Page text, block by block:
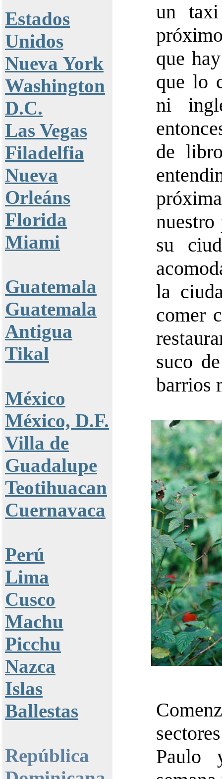
Estados
Unidos
Nueva York
Washington
D.C.
Las Vegas
Filadelfia
Nueva
Orleáns
Florida
Miami
Guatemala
Guatemala
Antigua
Tikal
México
México, D.F.
Villa de
Guadalupe
Teotihuacan
Cuernavaca
Perú
Lima
Cusco
Machu
Picchu
Nazca
Islas
Ballestas
República
un
que
que lo
ni
de
su
la
comer
suco
barrios
Paulo